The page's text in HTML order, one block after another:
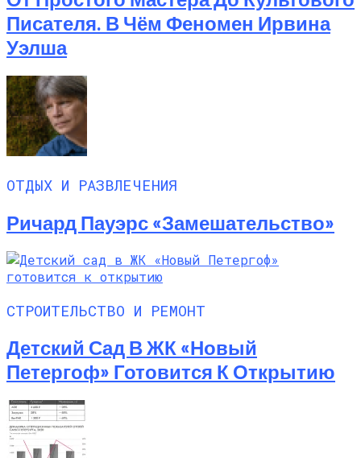
Писателя. В Чём Феномен Ирвина
Уэлша
ОТДЫХ И РАЗВЛЕЧЕНИЯ
Ричард Пауэрс «Замешательство»
СТРОИТЕЛЬСТВО И РЕМОНТ
Детский Сад В ЖК «Новый
Петергоф» Готовится К Открытию